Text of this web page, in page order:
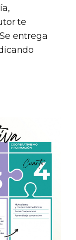
te
entrega